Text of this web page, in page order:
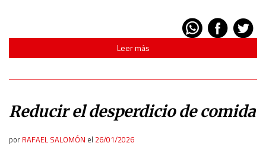
Leer más
Reducir el desperdicio de comida
por RAFAEL SALOMÓN el 26/01/2026